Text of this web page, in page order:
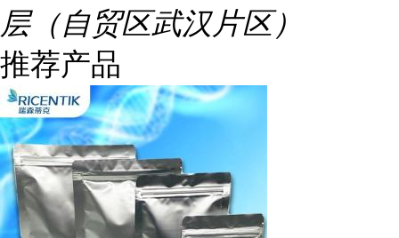
层（自贸区武汉片区）
推荐产品